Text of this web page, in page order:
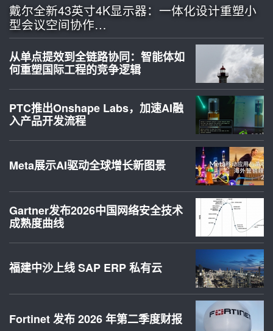
戴尔全新43英寸4K显示器：一体化设计重塑小
型会议空间协作…
从单点提效到全链路协同：智能体如
何重塑国际工程的竞争逻辑
PTC推出Onshape Labs，加速AI融
入产品开发流程
Meta展示AI驱动全球增长新图景
Gartner发布2026中国网络安全技术
成熟度曲线
福建中沙上线 SAP ERP 私有云
Fortinet 发布 2026 年第二季度财报